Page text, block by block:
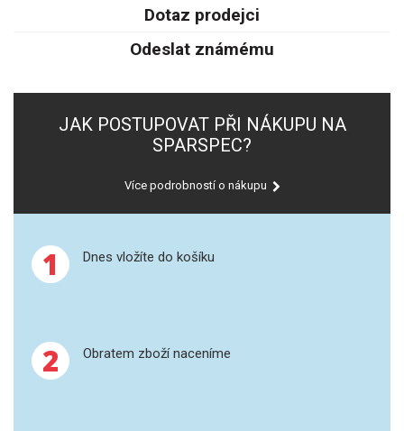
SPEKTROFOTOMETRY
OTEVŘENÝ ROZKLAD
MIKROVLNNÝ ROZKLAD
REAKČNÍ AUTOKLÁVY
LISOVÁNÍ
Dotaz prodejci
Odeslat známému
JAK POSTUPOVAT PŘI NÁKUPU NA
SPARSPEC?
Více podrobností o nákupu
1 Dnes vložíte do košíku
2 Obratem zboží naceníme